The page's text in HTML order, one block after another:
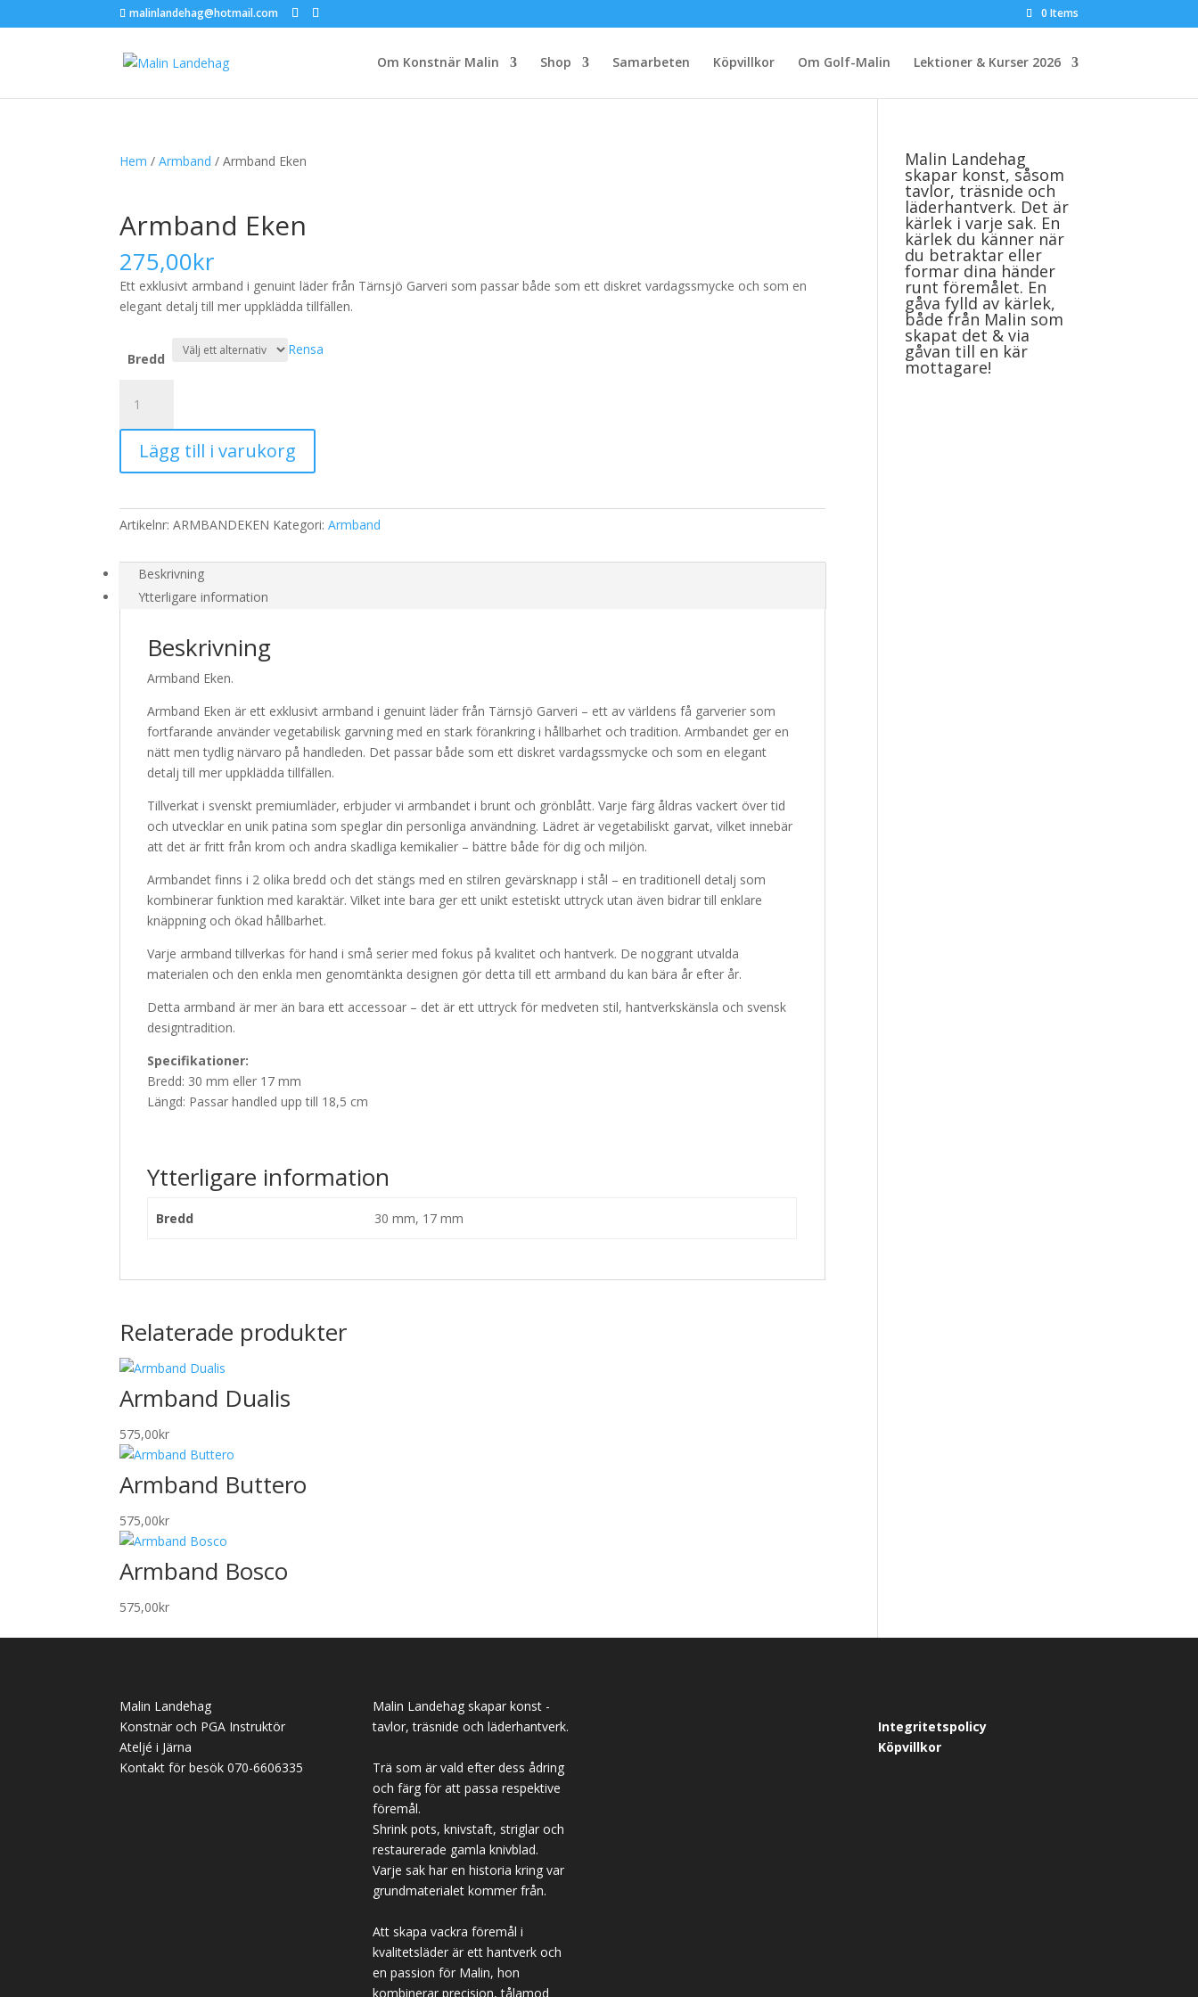
malinlandehag@hotmail.com 0 Items
Om Konstnär Malin Shop Samarbeten Köpvillkor Om Golf-Malin Lektioner & Kurser 2026
Hem /Armband / Armband Eken
Armband Eken
275,00kr
Ett exklusivt armband i genuint läder från Tärnsjö Garveri som passar både som ett diskret vardagssmycke och som en
elegant detalj till mer uppklädda tillfällen.
Bredd
Rensa
Eken
mängd
Lägg till i varukorg
Artikelnr:ARMBANDEKEN Kategori:Armband
Beskrivning
Ytterligare information
Beskrivning
Armband Eken.
Armband Eken är ett exklusivt armband i genuint läder från Tärnsjö Garveri – ett av världens få garverier som
fortfarande använder vegetabilisk garvning med en stark förankring i hållbarhet och tradition. Armbandet ger en
nätt men tydlig närvaro på handleden. Det passar både som ett diskret vardagssmycke och som en elegant
detalj till mer uppklädda tillfällen.
Tillverkat i svenskt premiumläder, erbjuder vi armbandet i brunt och grönblått. Varje färg åldras vackert över tid
och utvecklar en unik patina som speglar din personliga användning. Lädret är vegetabiliskt garvat, vilket innebär
att det är fritt från krom och andra skadliga kemikalier – bättre både för dig och miljön.
Armbandet finns i 2 olika bredd och det stängs med en stilren gevärsknapp i stål – en traditionell detalj som
kombinerar funktion med karaktär. Vilket inte bara ger ett unikt estetiskt uttryck utan även bidrar till enklare
knäppning och ökad hållbarhet.
Varje armband tillverkas för hand i små serier med fokus på kvalitet och hantverk. De noggrant utvalda
materialen och den enkla men genomtänkta designen gör detta till ett armband du kan bära år efter år.
Detta armband är mer än bara ett accessoar – det är ett uttryck för medveten stil, hantverkskänsla och svensk
designtradition.
Specifikationer:
Bredd: 30 mm eller 17 mm
Längd: Passar handled upp till 18,5 cm
Ytterligare information
Bredd 30 mm, 17 mm
Relaterade produkter
Armband Dualis
575,00kr
Armband Buttero
575,00kr
Armband Bosco
575,00kr
Malin Landehag
skapar konst, såsom
tavlor, träsnide och
läderhantverk. Det är
kärlek i varje sak. En
kärlek du känner när
du betraktar eller
formar dina händer
runt föremålet. En
gåva fylld av kärlek,
både från Malin som
skapat det & via
gåvan till en kär
mottagare!
Malin Landehag
Konstnär och PGA Instruktör
Ateljé i Järna
Kontakt för besök 070-6606335
Malin Landehag skapar konst -
tavlor, träsnide och läderhantverk.
Trä som är vald efter dess ådring
och färg för att passa respektive
föremål.
Shrink pots, knivstaft, striglar och
restaurerade gamla knivblad.
Varje sak har en historia kring var
grundmaterialet kommer från.
Att skapa vackra föremål i
kvalitetsläder är ett hantverk och
en passion för Malin, hon
kombinerar precision, tålamod
Integritetspolicy
Köpvillkor